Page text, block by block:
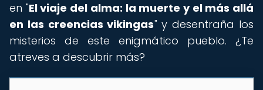
en "El viaje del alma: la muerte y el más allá
en las creencias vikingas" y desentraña los
misterios de este enigmático pueblo. ¿Te
atreves a descubrir más?